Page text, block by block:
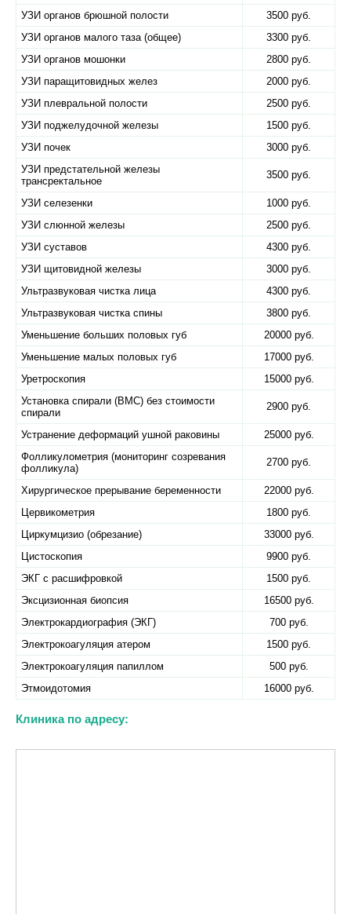
УЗИ органов брюшной полости
3500 руб.
УЗИ органов малого таза (общее)
3300 руб.
УЗИ органов мошонки
2800 руб.
УЗИ паращитовидных желез
2000 руб.
УЗИ плевральной полости
2500 руб.
УЗИ поджелудочной железы
1500 руб.
УЗИ почек
3000 руб.
УЗИ предстательной железы
трансректальное
3500 руб.
УЗИ селезенки
1000 руб.
УЗИ слюнной железы
2500 руб.
УЗИ суставов
4300 руб.
УЗИ щитовидной железы
3000 руб.
Ультразвуковая чистка лица
4300 руб.
Ультразвуковая чистка спины
3800 руб.
Уменьшение больших половых губ
20000 руб.
Уменьшение малых половых губ
17000 руб.
Уретроскопия
15000 руб.
Установка спирали (ВМС) без стоимости
спирали
2900 руб.
Устранение деформаций ушной раковины
25000 руб.
Фолликулометрия (мониторинг созревания
фолликула)
2700 руб.
Хирургическое прерывание беременности
22000 руб.
Цервикометрия
1800 руб.
Циркумцизио (обрезание)
33000 руб.
Цистоскопия
9900 руб.
ЭКГ с расшифровкой
1500 руб.
Эксцизионная биопсия
16500 руб.
Электрокардиография (ЭКГ)
700 руб.
Электрокоагуляция атером
1500 руб.
Электрокоагуляция папиллом
500 руб.
Этмоидотомия
16000 руб.
Клиника по адресу: